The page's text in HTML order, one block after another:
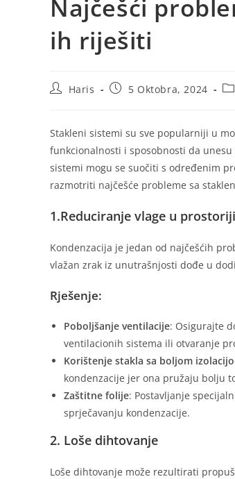
Najčešći
ih riješiti
Haris 5 Oktobra, 2024
Stakleni sistemi su sve popularniji u
funkcionalnosti i sposobnosti da
sistemi mogu se suočiti s određenim
razmotriti najčešće probleme sa
1.Reduciranje vlage u prostoriji
Kondenzacija je jedan od najčešćih
vlažan zrak iz unutrašnjosti dođe u
Rješenje:
Poboljšanje ventilacije: Osigurajte
ventilacionih sistema ili otvaranje
Korištenje stakla sa boljom
kondenzacije jer ona pružaju bolju
Zaštitne folije: Postavljanje
sprječavanju kondenzacije.
2. Loše dihtovanje
Loše dihtovanje može rezultirati